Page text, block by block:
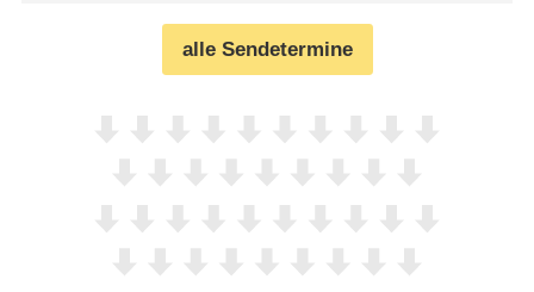
alle Sendetermine